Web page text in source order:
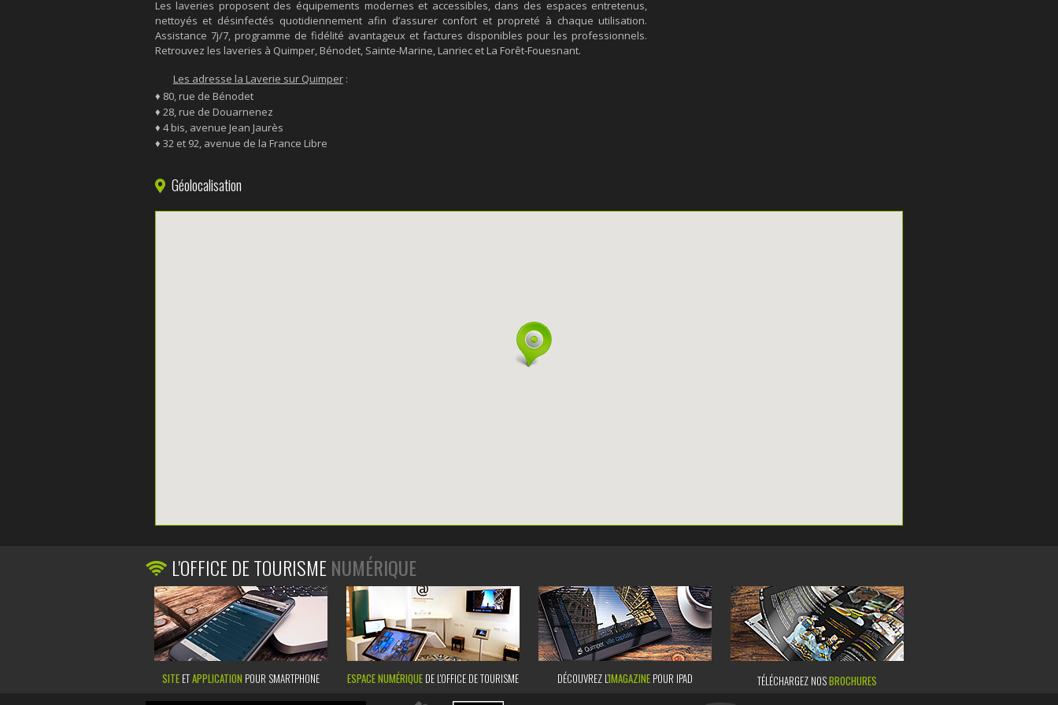
Les laveries proposent des équipements modernes et accessibles, dans des espaces entretenus,
nettoyés et désinfectés quotidiennement afin d’assurer confort et propreté à chaque utilisation.
Assistance 7j/7, programme de fidélité avantageux et factures disponibles pour les professionnels.
Retrouvez les laveries à Quimper, Bénodet, Sainte-Marine, Lanriec et La Forêt-Fouesnant.
Les adresse la Laverie sur Quimper:
♦ 80, rue de Bénodet
♦ 28, rue de Douarnenez
♦ 4 bis, avenue Jean Jaurès
♦ 32 et 92, avenue de la France Libre
Géolocalisation
L'OFFICE DE TOURISME NUMÉRIQUE
SITE ETAPPLICATION POUR SMARTPHONE ESPACE NUMÉRIQUE DE L'OFFICE DE TOURISME DÉCOUVREZ L’IMAGAZINEPOUR IPAD TÉLÉCHARGEZ NOSBROCHURES